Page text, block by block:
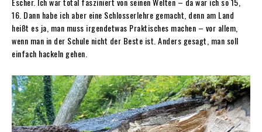
16. Dann habe ich aber eine Schlosserlehre gemacht, denn am Land
heißt es ja, man muss irgendetwas Praktisches machen – vor allem,
wenn man in der Schule nicht der Beste ist. Anders gesagt, man soll
einfach hackeln gehen.